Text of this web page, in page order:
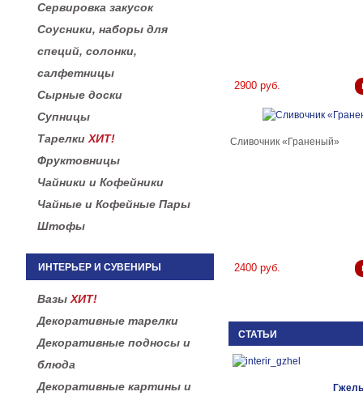
Сервировка закусок
Соусники, наборы для
специй, солонки,
салфетницы
Сырные доски
Супницы
Тарелки ХИТ!
Фруктовницы
Чайники и Кофейники
Чайные и Кофейные Пары
Штофы
ИНТЕРЬЕР И СУВЕНИРЫ
Вазы ХИТ!
Декоративные тарелки
Декоративные подносы и
блюда
Декоративные картины и
2900 руб.
Сливочник «Граненый»
2400 руб.
СТАТЬИ